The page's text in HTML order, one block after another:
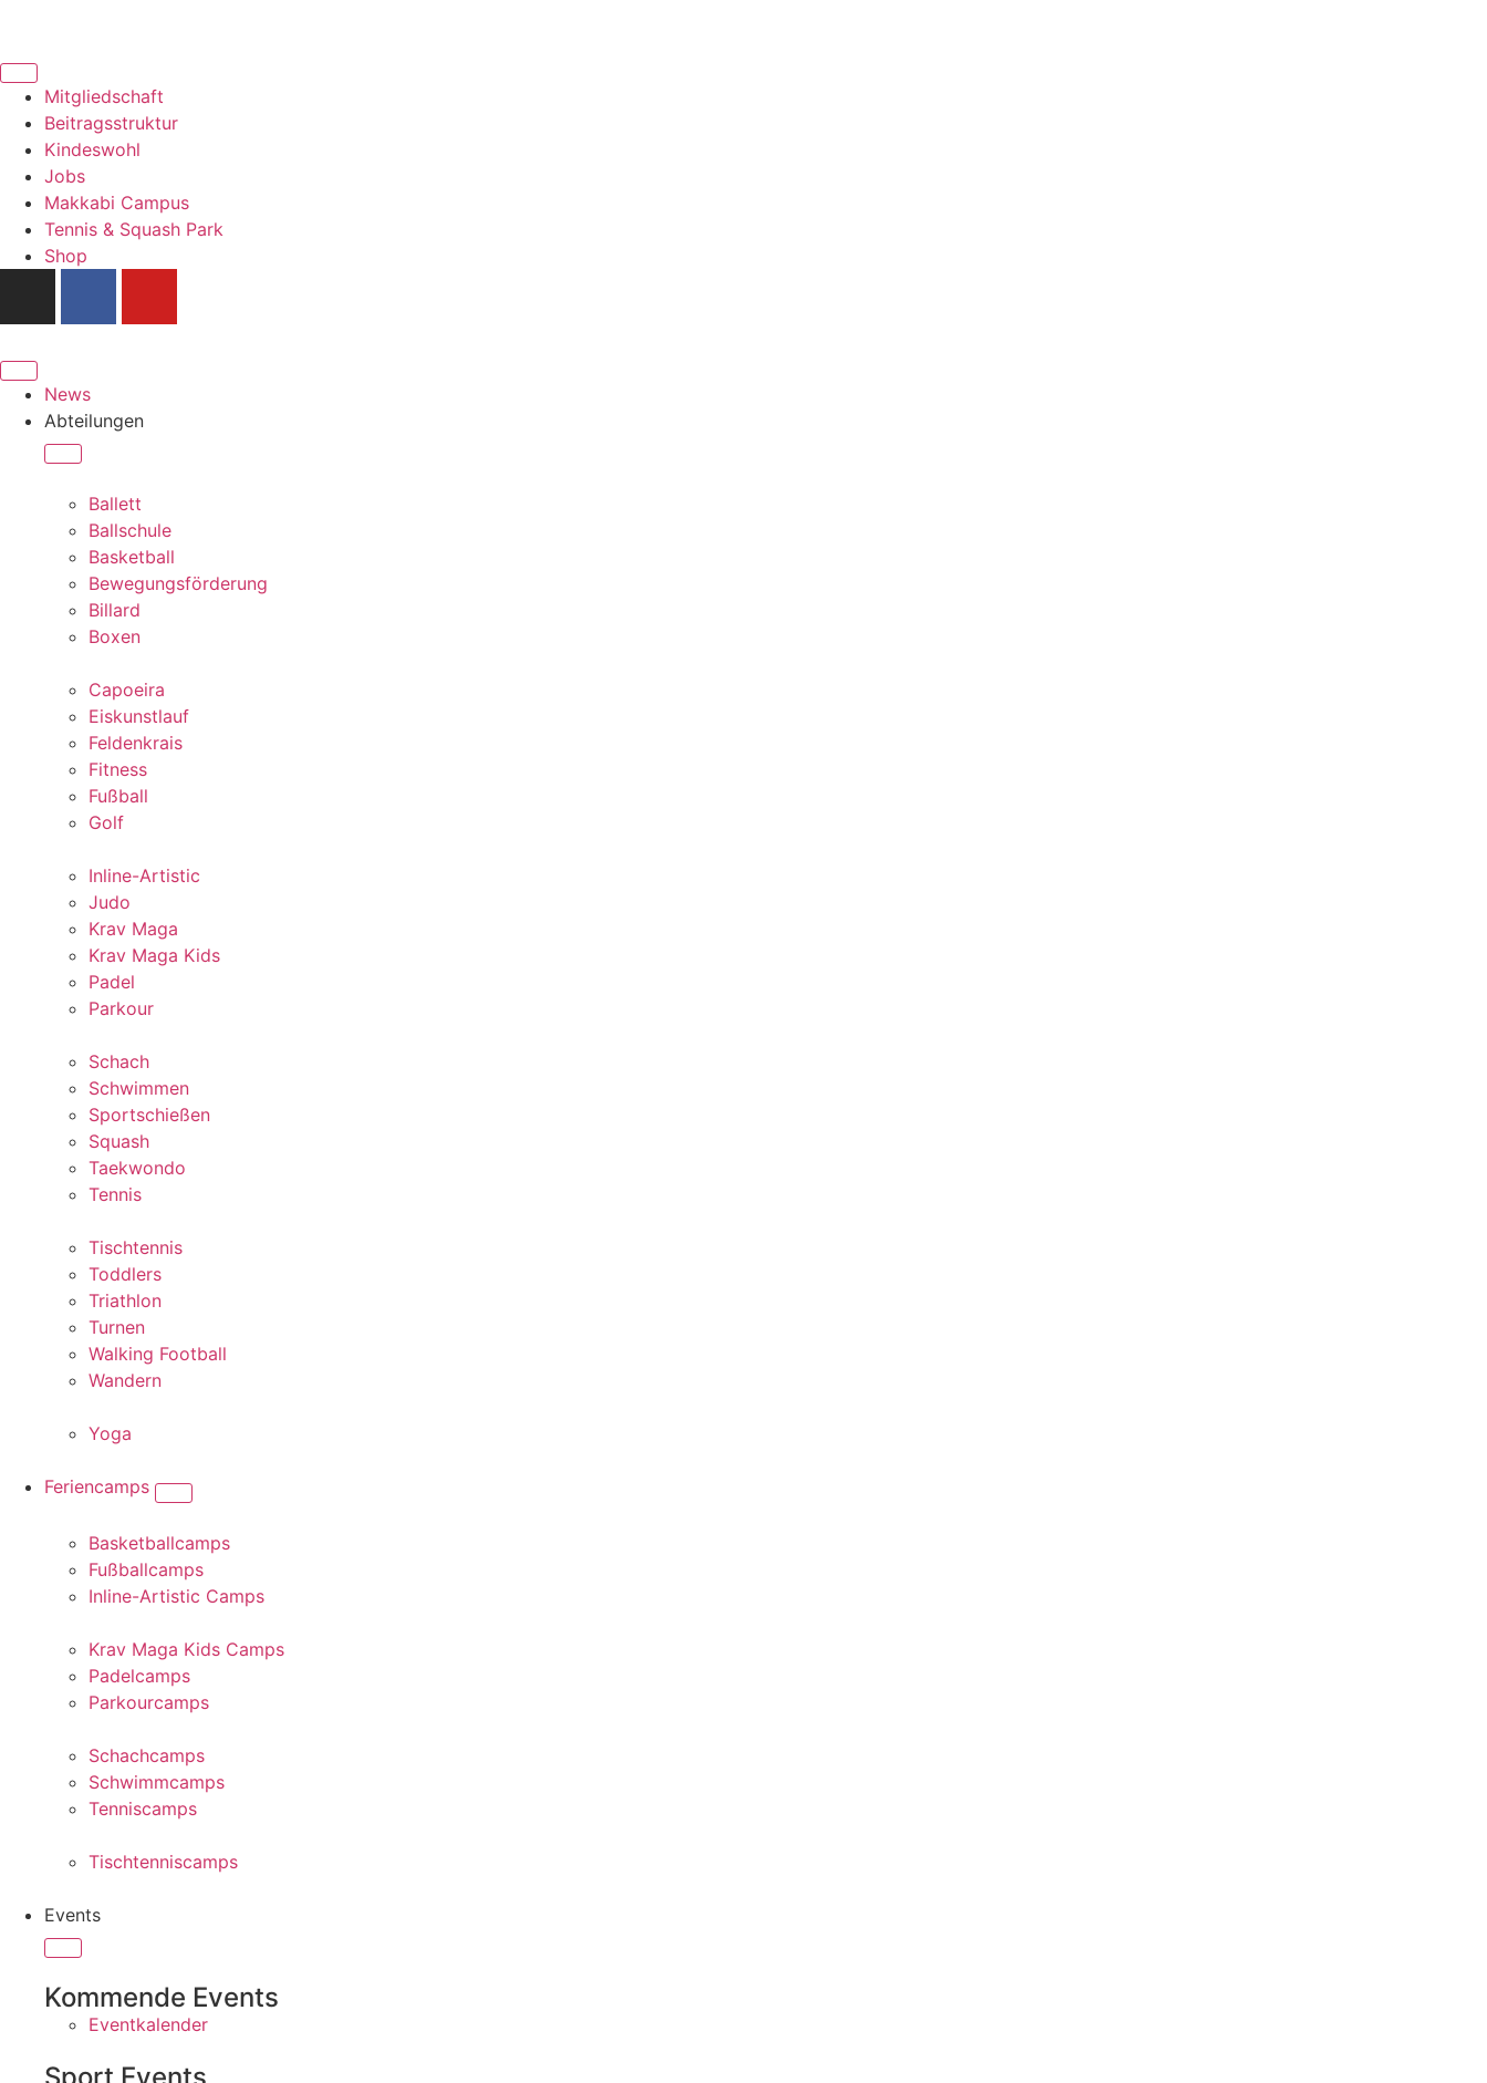
Mitgliedschaft
Beitragsstruktur
Kindeswohl
Jobs
Makkabi Campus
Tennis & Squash Park
Shop
News
Abteilungen
Ballett
Ballschule
Basketball
Bewegungsförderung
Billard
Boxen
Capoeira
Eiskunstlauf
Feldenkrais
Fitness
Fußball
Golf
Inline-Artistic
Judo
Krav Maga
Krav Maga Kids
Padel
Parkour
Schach
Schwimmen
Sportschießen
Squash
Taekwondo
Tennis
Tischtennis
Toddlers
Triathlon
Turnen
Walking Football
Wandern
Yoga
Feriencamps
Basketballcamps
Fußballcamps
Inline-Artistic Camps
Krav Maga Kids Camps
Padelcamps
Parkourcamps
Schachcamps
Schwimmcamps
Tenniscamps
Tischtenniscamps
Events
Kommende Events
Eventkalender